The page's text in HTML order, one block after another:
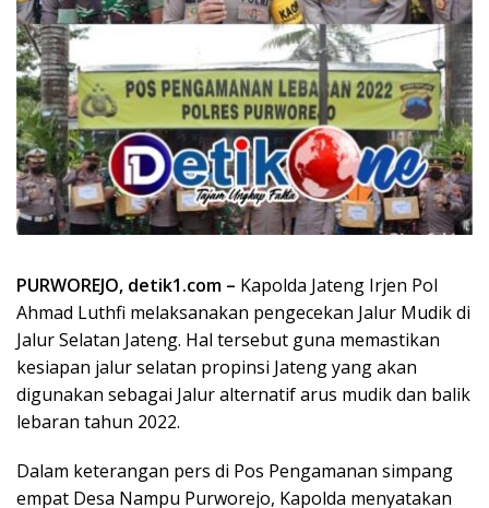
PURWOREJO, detik1.com – Kapolda Jateng Irjen Pol
Ahmad Luthfi melaksanakan pengecekan Jalur Mudik di
Jalur Selatan Jateng. Hal tersebut guna memastikan
kesiapan jalur selatan propinsi Jateng yang akan
digunakan sebagai Jalur alternatif arus mudik dan balik
lebaran tahun 2022.
Dalam keterangan pers di Pos Pengamanan simpang
empat Desa Nampu Purworejo, Kapolda menyatakan